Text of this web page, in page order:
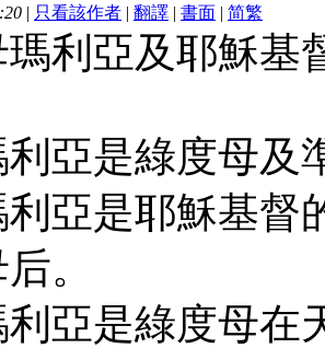
| 只看該作者 | 翻譯 | 書面 | 简繁
利亞及耶穌基
亞是綠度母及
亞是耶穌基督
。
亞是綠度母在